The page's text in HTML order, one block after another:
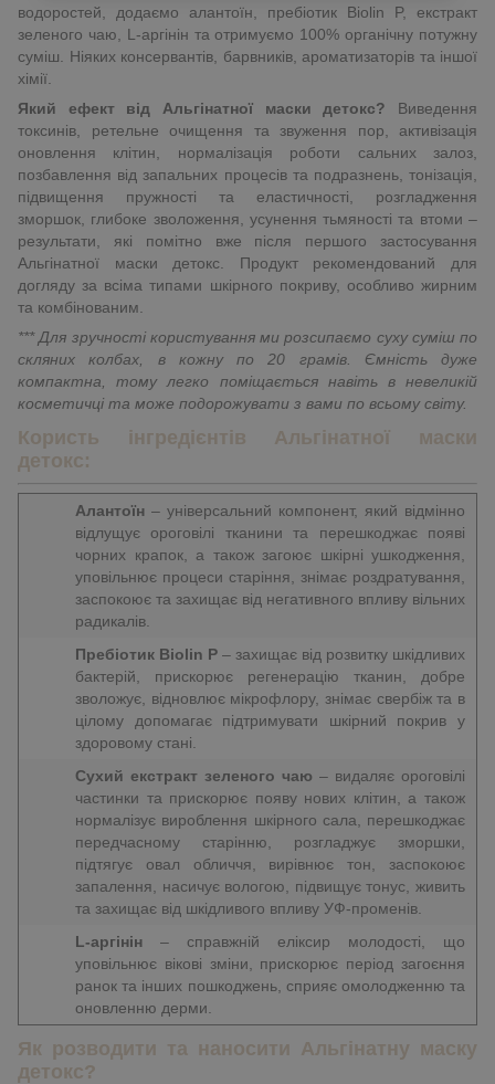
водоростей, додаємо алантоїн, пребіотик Biolin P, екстракт
зеленого чаю, L-аргінін та отримуємо 100% органічну потужну
суміш. Ніяких консервантів, барвників, ароматизаторів та іншої
хімії.
Який ефект від Альгінатної маски детокс? Виведення
токсинів, ретельне очищення та звуження пор, активізація
оновлення клітин, нормалізація роботи сальних залоз,
позбавлення від запальних процесів та подразнень, тонізація,
підвищення пружності та еластичності, розгладження
зморшок, глибоке зволоження, усунення тьмяності та втоми –
результати, які помітно вже після першого застосування
Альгінатної маски детокс. Продукт рекомендований для
догляду за всіма типами шкірного покриву, особливо жирним
та комбінованим.
*** Для зручності користування ми розсипаємо суху суміш по
скляних колбах, в кожну по 20 грамів. Ємність дуже
компактна, тому легко поміщається навіть в невеликій
косметичці та може подорожувати з вами по всьому світу.
Користь інгредієнтів Альгінатної маски
детокс:
Алантоїн – універсальний компонент, який відмінно
відлущує ороговілі тканини та перешкоджає появі
чорних крапок, а також загоює шкірні ушкодження,
уповільнює процеси старіння, знімає роздратування,
заспокоює та захищає від негативного впливу вільних
радикалів.
Пребіотик Biolin P – захищає від розвитку шкідливих
бактерій, прискорює регенерацію тканин, добре
зволожує, відновлює мікрофлору, знімає свербіж та в
цілому допомагає підтримувати шкірний покрив у
здоровому стані.
Сухий екстракт зеленого чаю – видаляє ороговілі
частинки та прискорює появу нових клітин, а також
нормалізує вироблення шкірного сала, перешкоджає
передчасному старінню, розгладжує зморшки,
підтягує овал обличчя, вирівнює тон, заспокоює
запалення, насичує вологою, підвищує тонус, живить
та захищає від шкідливого впливу УФ-променів.
L-аргінін – справжній еліксир молодості, що
уповільнює вікові зміни, прискорює період загоєння
ранок та інших пошкоджень, сприяє омолодженню та
оновленню дерми.
Як розводити та наносити Альгінатну маску
детокс?